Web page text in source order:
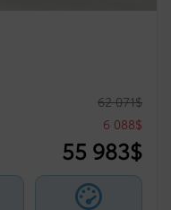
62 071$
6 088$
55 983$